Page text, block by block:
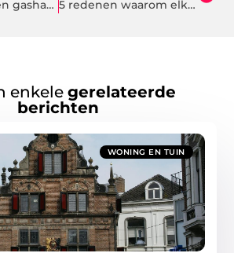
Dé plek om een gashaard te kopen 5 redenen waarom elke reiziger voor een koelelement moet kiezen
enkele gerelateerde
berichten
WONING EN TUIN